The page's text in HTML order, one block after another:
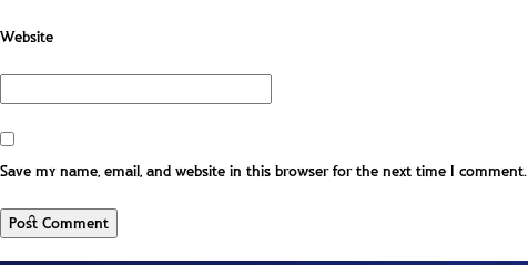
Website
Save my name, email, and website in this browser for the next time I comment.